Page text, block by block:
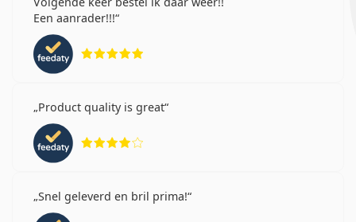
Een aanrader!!!
Product quality is great
Snel geleverd en bril prima!